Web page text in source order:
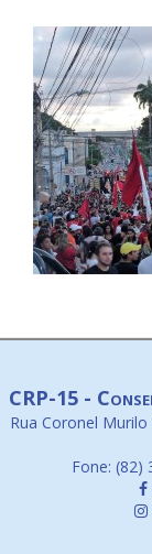
CRP-15 -
Rua Coronel
Fone: (82)